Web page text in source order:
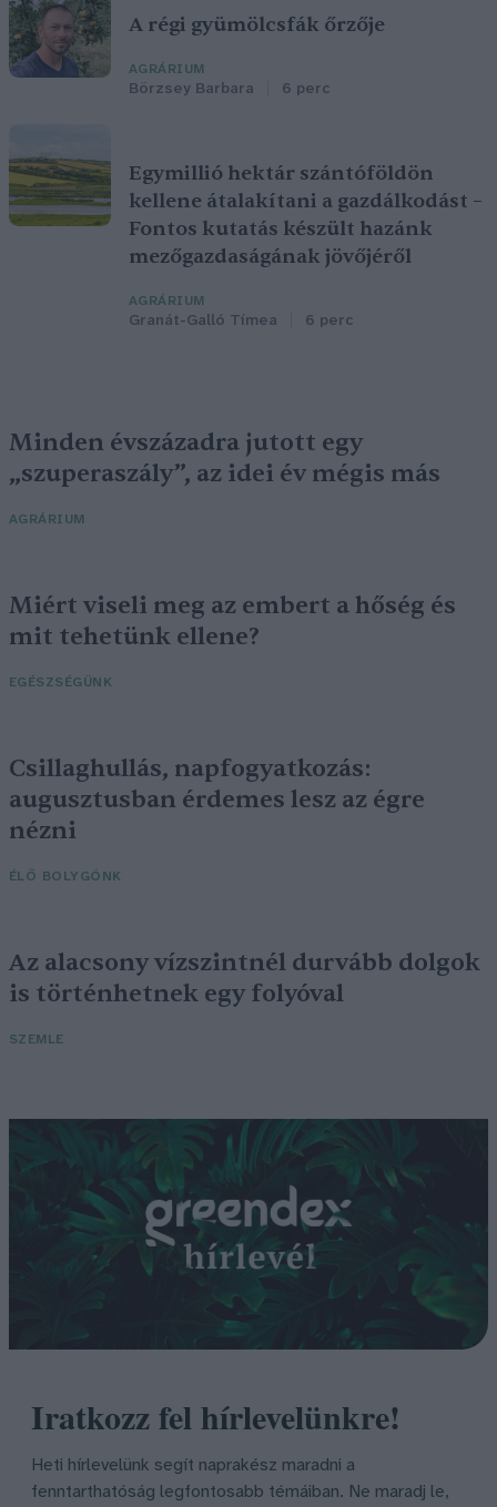
A régi gyümölcsfák őrzője
AGRÁRIUM
Börzsey Barbara 6 perc
Egymillió hektár szántóföldön
kellene átalakítani a gazdálkodást –
Fontos kutatás készült hazánk
mezőgazdaságának jövőjéről
AGRÁRIUM
Granát-Galló Tímea 6 perc
Minden évszázadra jutott egy
„szuperaszály”, az idei év mégis más
AGRÁRIUM
Miért viseli meg az embert a hőség és
mit tehetünk ellene?
EGÉSZSÉGÜNK
Csillaghullás, napfogyatkozás:
augusztusban érdemes lesz az égre
nézni
ÉLŐ BOLYGÓNK
Az alacsony vízszintnél durvább dolgok
is történhetnek egy folyóval
SZEMLE
Iratkozz fel hírlevelünkre!
Heti hírlevelünk segít naprakész maradni a
fenntarthatóság legfontosabb témáiban. Ne maradj le,